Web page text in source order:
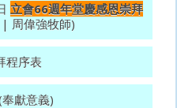
立會66週年堂慶感恩崇拜
周偉強牧師)
程序表
獻意義)